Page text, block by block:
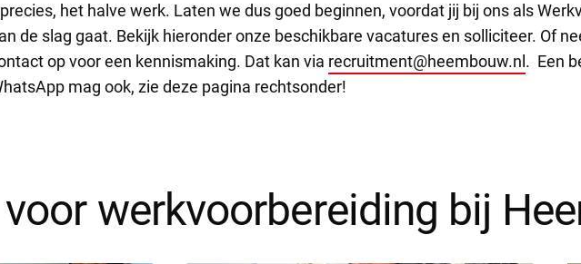
het halve werk. Laten we dus goed beginnen, voordat jij bij ons als
de slag gaat. Bekijk hieronder onze beschikbare vacatures en solliciteer. Of
op voor een kennismaking. Dat kan via recruitment@heembouw.nl . Een
mag ook, zie deze pagina rechtsonder!
werkvoorbereiding bij